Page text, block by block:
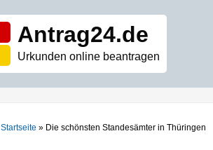
Antrag24.de
Urkunden online beantragen
Startseite » Die schönsten Standesämter in Thüringen